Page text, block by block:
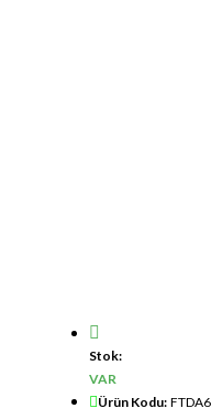
Stok:
VAR
Ürün Kodu: FTDA6